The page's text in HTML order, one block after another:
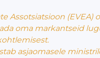
Assotsiatsioon
oma markantseid
asjaomasele